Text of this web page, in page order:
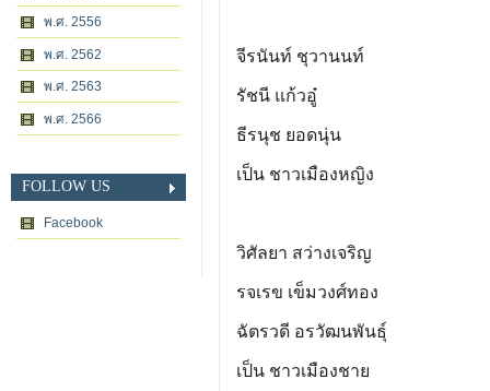
พ.ศ. 2556
พ.ศ. 2562
พ.ศ. 2563
พ.ศ. 2566
FOLLOW US
Facebook
จีรนันท์ ชุวานนท์
รัชนี แก้วอู๋
ธีรนุช ยอดนุ่น
เป็น ชาวเมืองหญิง
วิศัลยา สว่างเจริญ
รจเรข เข็มวงศ์ทอง
ฉัตรวดี อรวัฒนพันธุ์
เป็น ชาวเมืองชาย